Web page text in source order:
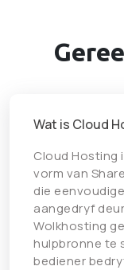
Wat is Cloud
Cloud Hosting
vorm van
die
aangedryf
Wolkhosting
hulpbronne te
bediener